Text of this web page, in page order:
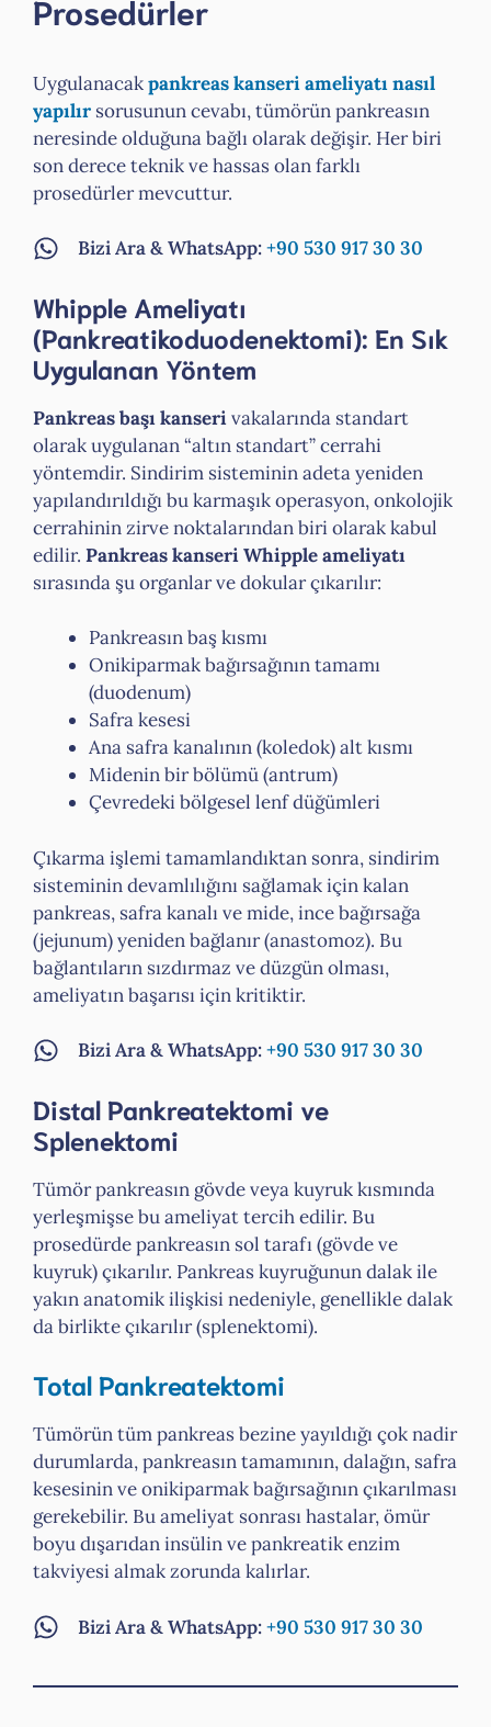
Prosedürler
Uygulanacakpankreas kanseri ameliyatı nasıl
yapılır sorusunun cevabı, tümörün pankreasın
neresinde olduğuna bağlı olarak değişir. Her biri
son derece teknik ve hassas olan farklı
prosedürler mevcuttur.
Bizi Ara & WhatsApp:+90 530 917 30 30
Whipple Ameliyatı
(Pankreatikoduodenektomi): En Sık
Uygulanan Yöntem
Pankreas başı kanserivakalarında standart
olarak uygulanan “altın standart” cerrahi
yöntemdir. Sindirim sisteminin adeta yeniden
yapılandırıldığı bu karmaşık operasyon, onkolojik
cerrahinin zirve noktalarından biri olarak kabul
edilir. Pankreas kanseri Whipple ameliyatı
sırasında şu organlar ve dokular çıkarılır:
Pankreasın baş kısmı
Onikiparmak bağırsağının tamamı
(duodenum)
Safra kesesi
Ana safra kanalının (koledok) alt kısmı
Midenin bir bölümü (antrum)
Çevredeki bölgesel lenf düğümleri
Çıkarma işlemi tamamlandıktan sonra, sindirim
sisteminin devamlılığını sağlamak için kalan
pankreas, safra kanalı ve mide, ince bağırsağa
(jejunum) yeniden bağlanır (anastomoz). Bu
bağlantıların sızdırmaz ve düzgün olması,
ameliyatın başarısı için kritiktir.
Bizi Ara & WhatsApp:+90 530 917 30 30
Distal Pankreatektomi ve
Splenektomi
Tümör pankreasın gövde veya kuyruk kısmında
yerleşmişse bu ameliyat tercih edilir. Bu
prosedürde pankreasın sol tarafı (gövde ve
kuyruk) çıkarılır. Pankreas kuyruğunun dalak ile
yakın anatomik ilişkisi nedeniyle, genellikle dalak
da birlikte çıkarılır (splenektomi).
Total Pankreatektomi
Tümörün tüm pankreas bezine yayıldığı çok nadir
durumlarda, pankreasın tamamının, dalağın, safra
kesesinin ve onikiparmak bağırsağının çıkarılması
gerekebilir. Bu ameliyat sonrası hastalar, ömür
boyu dışarıdan insülin ve pankreatik enzim
takviyesi almak zorunda kalırlar.
Bizi Ara & WhatsApp:+90 530 917 30 30